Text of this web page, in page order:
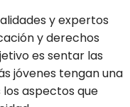
y expertos
y derechos
es sentar las
jóvenes tengan una
aspectos que